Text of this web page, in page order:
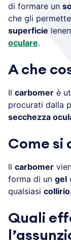
di formare un
che gli
superficie
oculare.
A che
Il carbomer è
procurati dalla
secchezza
Come si
Il carbomer
forma di un gel
qualsiasi collirio.
Quali